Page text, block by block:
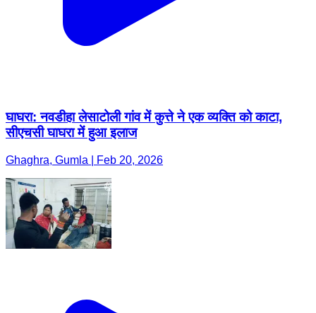
घाघरा: नवडीहा लेसाटोली गांव में कुत्ते ने एक व्यक्ति को काटा,
सीएचसी घाघरा में हुआ इलाज
Ghaghra, Gumla | Feb 20, 2026